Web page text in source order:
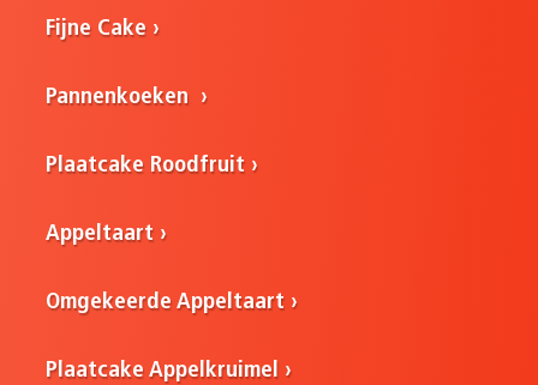
Fijne Cake
Pannenkoeken
Plaatcake Roodfruit
Appeltaart
Omgekeerde Appeltaart
Plaatcake Appelkruimel